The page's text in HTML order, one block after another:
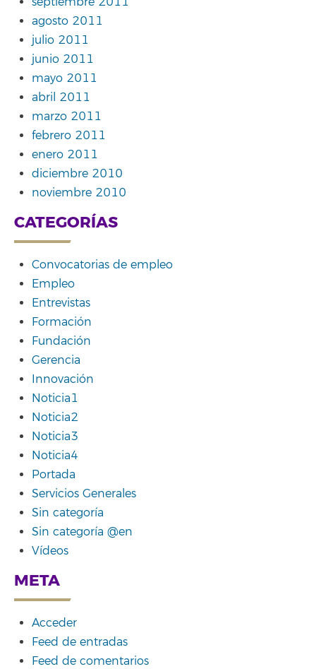
agosto 2011
julio 2011
junio 2011
mayo 2011
abril 2011
marzo 2011
febrero 2011
enero 2011
diciembre 2010
noviembre 2010
CATEGORÍAS
Convocatorias de empleo
Empleo
Entrevistas
Formación
Fundación
Gerencia
Innovación
Noticia1
Noticia2
Noticia3
Noticia4
Portada
Servicios Generales
Sin categoría
Sin categoría @en
Vídeos
META
Acceder
Feed de entradas
Feed de comentarios